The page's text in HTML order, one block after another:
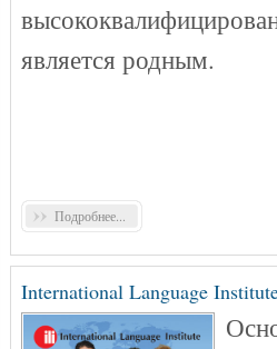
является родным.
Подробнее...
International Language